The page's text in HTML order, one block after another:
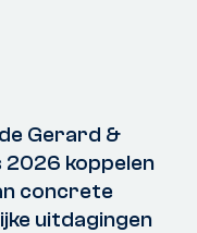
Gerard &
koppelen
concrete
uitdagingen